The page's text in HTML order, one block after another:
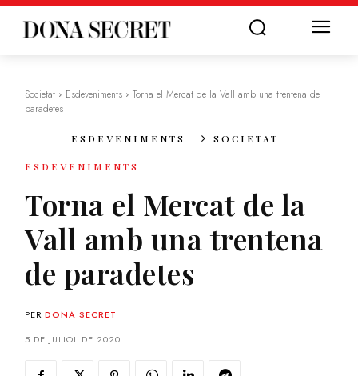
Societat Esdeveniments
Torna el Mercat de la Vall amb una trentena de
paradetes
ESDEVENIMENTS SOCIETAT
ESDEVENIMENTS
Torna el Mercat de la
Vall amb una trentena
de paradetes
PER DONA SECRET
5 DE JULIOL DE 2020